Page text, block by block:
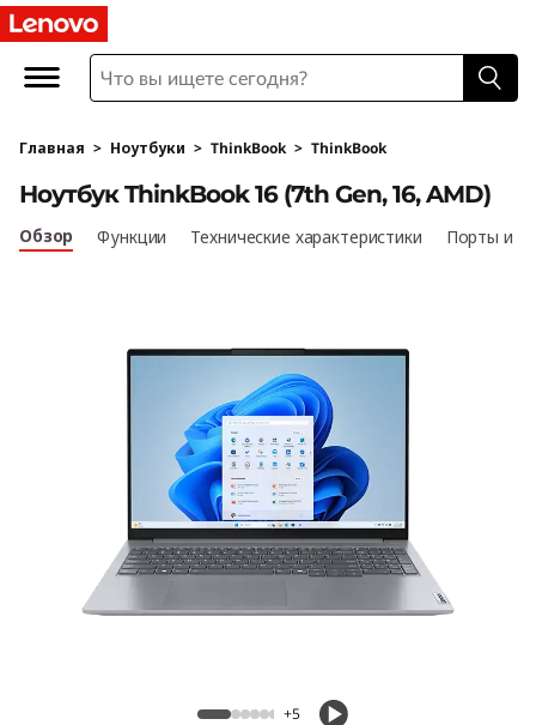
L
n
o
v
Главная > Ноутбуки > ThinkBook > ThinkBook
Ноутбук ThinkBook 16 (7th Gen, 16, AMD)
Ноутбук ThinkBook 16 (7th Gen, 16, AMD)
Обзор Функции Технические характеристики Порты и
+5